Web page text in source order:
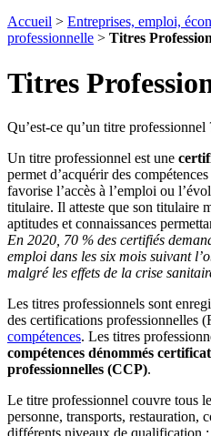
Accueil > Entreprises, emploi,
professionnelle > Titres
Titres
Qu’est-ce qu’un titre professionnel
Un titre professionnel est une
permet d’acquérir des
favorise l’accès à l’emploi ou
titulaire. Il atteste que son titulaire
aptitudes et connaissances
En 2020, 70 % des certifiés
emploi dans les six mois suivant
malgré les effets de la crise
Les titres professionnels sont
des certifications professionnelles
compétences. Les titres
compétences dénommés
professionnelles (CCP).
Le titre professionnel couvre tous
personne, transports, restauration,